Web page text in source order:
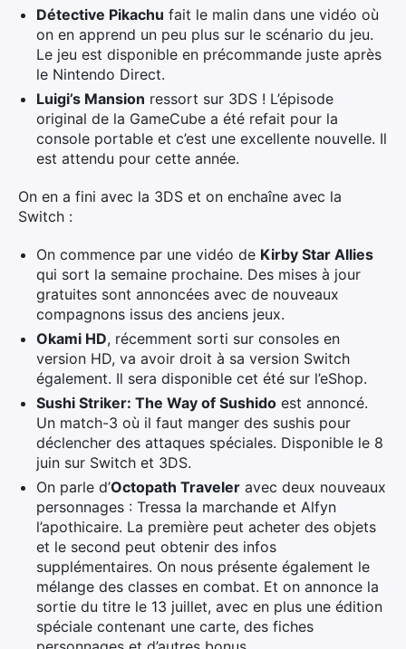
Détective Pikachu fait le malin dans une vidéo où
on en apprend un peu plus sur le scénario du jeu.
Le jeu est disponible en précommande juste après
le Nintendo Direct.
Luigi’s Mansion ressort sur 3DS ! L’épisode
original de la GameCube a été refait pour la
console portable et c’est une excellente nouvelle. Il
est attendu pour cette année.
On en a fini avec la 3DS et on enchaîne avec la
Switch :
On commence par une vidéo de Kirby Star Allies
qui sort la semaine prochaine. Des mises à jour
gratuites sont annoncées avec de nouveaux
compagnons issus des anciens jeux.
Okami HD, récemment sorti sur consoles en
version HD, va avoir droit à sa version Switch
également. Il sera disponible cet été sur l’eShop.
Sushi Striker: The Way of Sushido est annoncé.
Un match-3 où il faut manger des sushis pour
déclencher des attaques spéciales. Disponible le 8
juin sur Switch et 3DS.
On parle d’Octopath Traveler avec deux nouveaux
personnages : Tressa la marchande et Alfyn
l’apothicaire. La première peut acheter des objets
et le second peut obtenir des infos
supplémentaires. On nous présente également le
mélange des classes en combat. Et on annonce la
sortie du titre le 13 juillet, avec en plus une édition
spéciale contenant une carte, des fiches